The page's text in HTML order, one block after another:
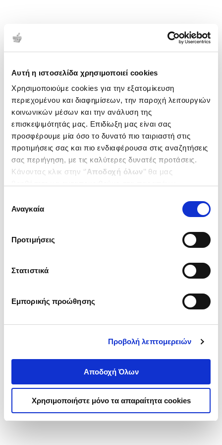
Αυτή η ιστοσελίδα χρησιμοποιεί cookies
Χρησιμοποιούμε cookies για την εξατομίκευση
περιεχομένου και διαφημίσεων, την παροχή λειτουργιών
κοινωνικών μέσων και την ανάλυση της
επισκεψιμότητάς μας. Επιδίωξη μας είναι σας
προσφέρουμε μία όσο το δυνατό πιο ταιριαστή στις
προτιμήσεις σας και πιο ενδιαφέρουσα στις αναζητήσεις
σας περιήγηση, με τις καλύτερες δυνατές προτάσεις.
Κάνοντας κλικ στην ‘’Αποδοχή όλων’’ θα μας
ενδιαφέρουν και να επιλέξετε από τα παρακάτω με την
΄΄και να ενημερωθείτε σχετικά με
συγκατάθεσης
Αναγκαία
Προτιμήσεις
Στατιστικά
Εμπορικής προώθησης
Προβολή λεπτομερειών
Αποδοχή Όλων
Χρησιμοποιήστε μόνο τα απαραίτητα cookies